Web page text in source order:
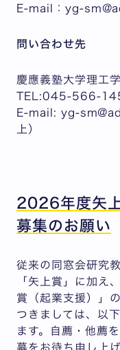
E-mail：yg-
問い合わせ先
慶應義塾大学理工
TEL:045-566-
E-mail: yg-
上）
2026年度矢
募集のお願い
従来の同窓会研究
「矢上賞」に加え
賞（起業支援）」
つきましては、以
ます。自薦・他薦
募をお待ち申し上げ